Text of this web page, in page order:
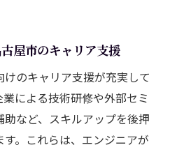
屋市のキャリア支援
のキャリア支援が充実して
による技術研修や外部セミ
など、スキルアップを後押
。これらは、エンジニアが